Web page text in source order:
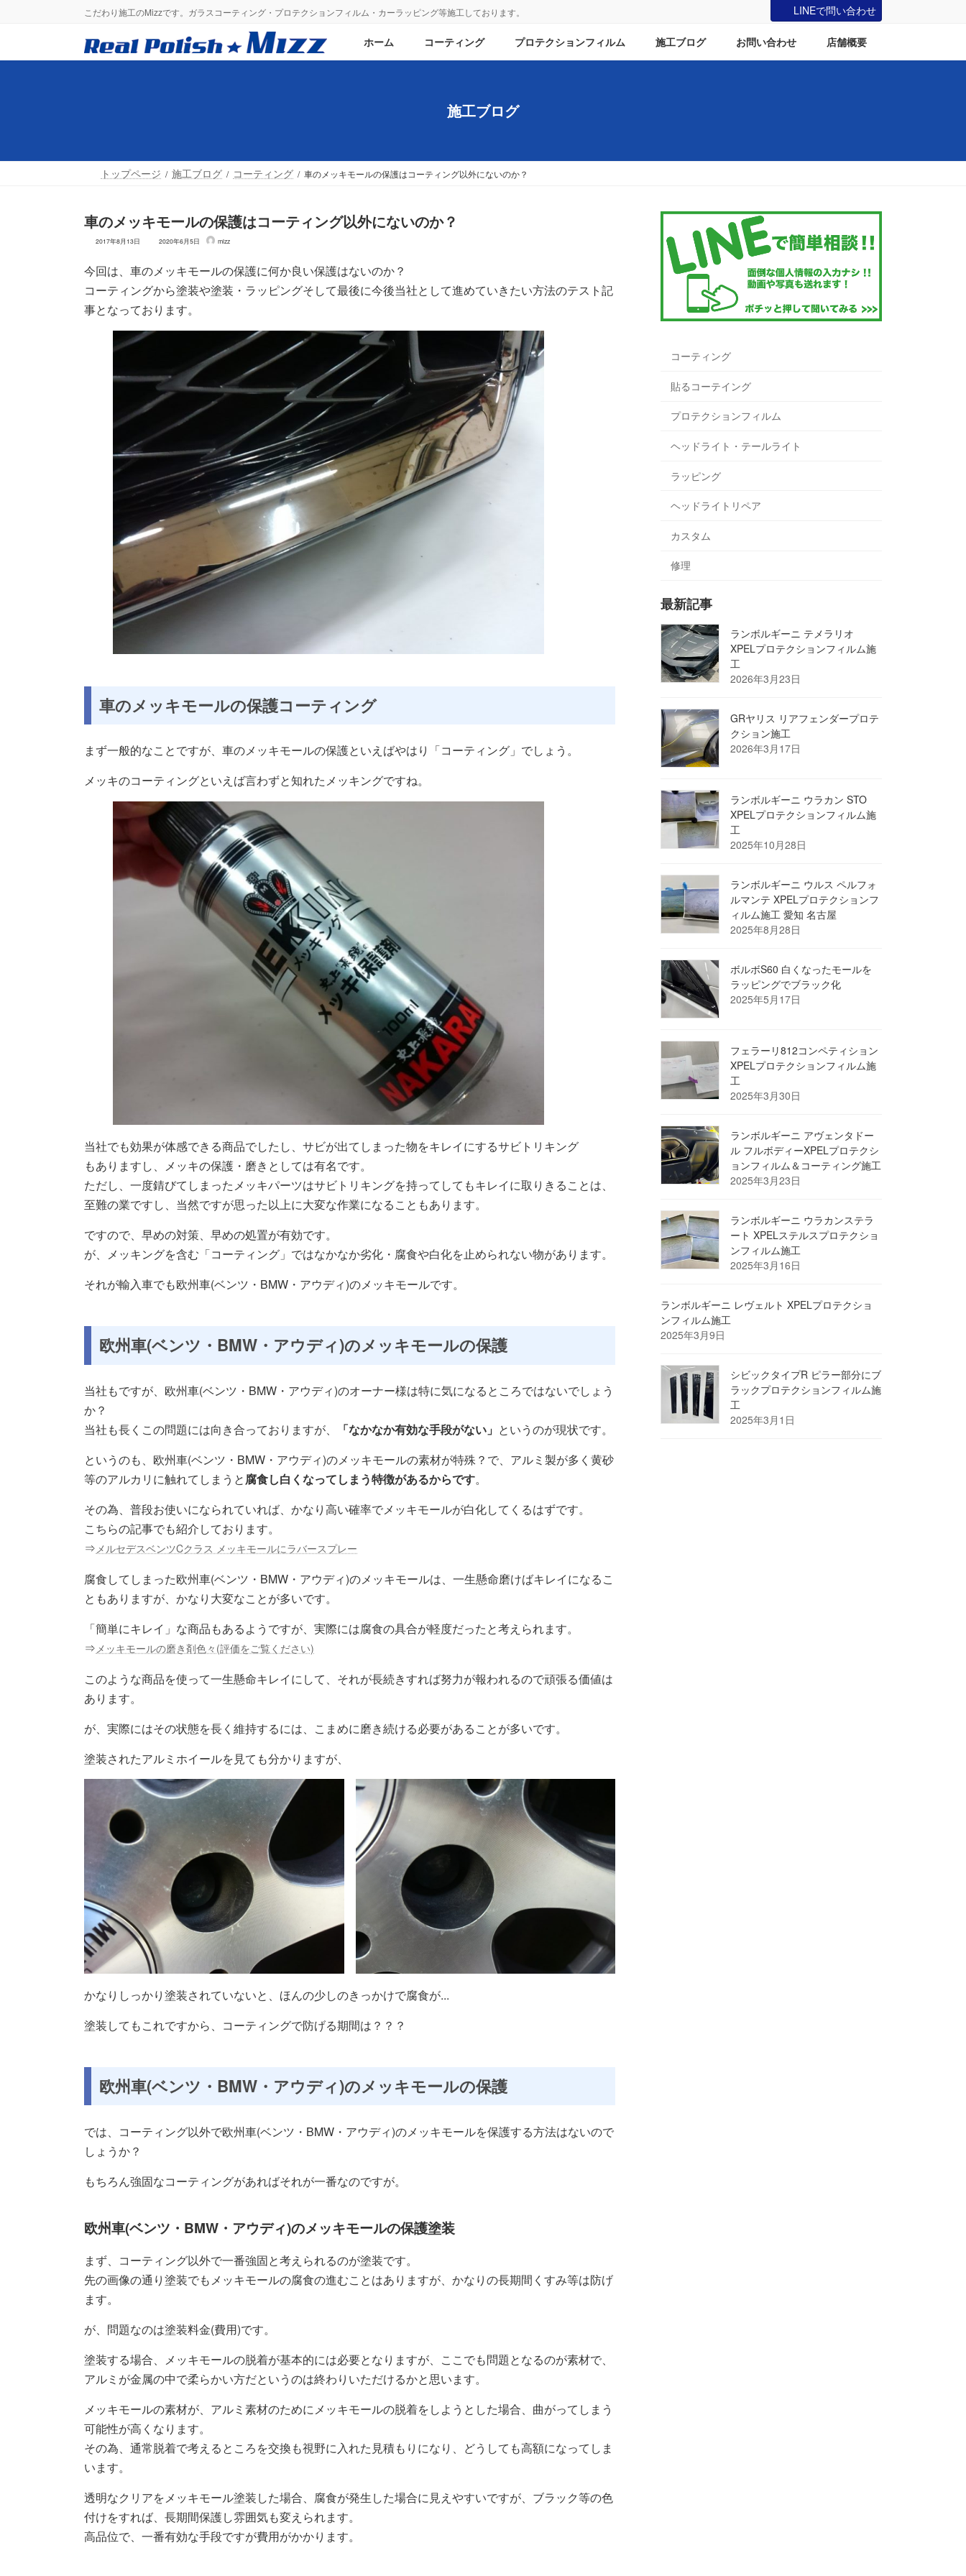
こだわり施工のMizzです。ガラスコーティング・プロテクションフィルム・カーラッピング等施工しております。 LINEで問い合わせ
ホーム コーティング プロテクションフィルム 施工ブログ お問い合わせ 店舗概要
施工ブログ
トップページ 施工ブログ コーティング 車のメッキモールの保護はコーティング以外にないのか？
車のメッキモールの保護はコーティング以外にないのか？
2017年8月13日
最
新
時
:
2020年6月5日 mizz
今回は、車のメッキモールの保護に何か良い保護はないのか？
コーティングから塗装や塗装・ラッピングそして最後に今後当社として進めていきたい方法のテスト記
事となっております。
車のメッキモールの保護コーティング
まず一般的なことですが、車のメッキモールの保護といえばやはり「コーティング」でしょう。
メッキのコーティングといえば言わずと知れたメッキングですね。
当社でも効果が体感できる商品でしたし、サビが出てしまった物をキレイにするサビトリキング
もありますし、メッキの保護・磨きとしては有名です。
ただし、一度錆びてしまったメッキパーツはサビトリキングを持ってしてもキレイに取りきることは、
至難の業ですし、当然ですが思った以上に大変な作業になることもあります。
ですので、早めの対策、早めの処置が有効です。
が、メッキングを含む「コーティング」ではなかなか劣化・腐食や白化を止められない物があります。
それが輸入車でも欧州車(ベンツ・BMW・アウディ)のメッキモールです。
欧州車(ベンツ・BMW・アウディ)のメッキモールの保護
当社もですが、欧州車(ベンツ・BMW・アウディ)のオーナー様は特に気になるところではないでしょう
か？
当社も長くこの問題には向き合っておりますが、
「なかなか有効な手段がない」 というのが現状です。
というのも、欧州車(ベンツ・BMW・アウディ)のメッキモールの素材が特殊？で、アルミ製が多く黄砂
等のアルカリに触れてしまうと腐食し白くなってしまう特徴があるからです。
その為、普段お使いになられていれば、かなり高い確率でメッキモールが白化してくるはずです。
こちらの記事でも紹介しております。
⇒ メルセデスベンツCクラス メッキモールにラバースプレー
腐食してしまった欧州車(ベンツ・BMW・アウディ)のメッキモールは、一生懸命磨けばキレイになるこ
ともありますが、かなり大変なことが多いです。
「簡単にキレイ」な商品もあるようですが、実際には腐食の具合が軽度だったと考えられます。
⇒ メッキモールの磨き剤色々(評価をご覧ください)
このような商品を使って一生懸命キレイにして、それが長続きすれば努力が報われるので頑張る価値は
あります。
が、実際にはその状態を長く維持するには、こまめに磨き続ける必要があることが多いです。
塗装されたアルミホイールを見ても分かりますが、
かなりしっかり塗装されていないと、ほんの少しのきっかけで腐食が...
塗装してもこれですから、コーティングで防げる期間は？？？
欧州車(ベンツ・BMW・アウディ)のメッキモールの保護
では、コーティング以外で欧州車(ベンツ・BMW・アウディ)のメッキモールを保護する方法はないので
しょうか？
もちろん強固なコーティングがあればそれが一番なのですが。
欧州車(ベンツ・BMW・アウディ)のメッキモールの保護塗装
まず、コーティング以外で一番強固と考えられるのが塗装です。
先の画像の通り塗装でもメッキモールの腐食の進むことはありますが、かなりの長期間くすみ等は防げ
ます。
が、問題なのは塗装料金(費用)です。
塗装する場合、メッキモールの脱着が基本的には必要となりますが、ここでも問題となるのが素材で、
アルミが金属の中で柔らかい方だというのは終わりいただけるかと思います。
メッキモールの素材が、アルミ素材のためにメッキモールの脱着をしようとした場合、曲がってしまう
可能性が高くなります。
その為、通常脱着で考えるところを交換も視野に入れた見積もりになり、どうしても高額になってしま
います。
透明なクリアをメッキモール塗装した場合、腐食が発生した場合に見えやすいですが、ブラック等の色
付けをすれば、長期間保護し雰囲気も変えられます。
高品位で、一番有効な手段ですが費用がかかります。
コーティング
貼るコーテイング
プロテクションフィルム
ヘッドライト・テールライト
ラッピング
ヘッドライトリペア
カスタム
修理
最新記事
ランボルギーニ テメラリオ
XPELプロテクションフィルム施
工
2026年3月23日
GRヤリス リアフェンダープロテ
クション施工
2026年3月17日
ランボルギーニ ウラカン STO
XPELプロテクションフィルム施
工
2025年10月28日
ランボルギーニ ウルス ペルフォ
ルマンテ XPELプロテクションフ
ィルム施工 愛知 名古屋
2025年8月28日
ボルボS60 白くなったモールを
ラッピングでブラック化
2025年5月17日
フェラーリ812コンペティション
XPELプロテクションフィルム施
工
2025年3月30日
ランボルギーニ アヴェンタドー
ル フルボディーXPELプロテクシ
ョンフィルム＆コーティング施工
2025年3月23日
ランボルギーニ ウラカンステラ
ート XPELステルスプロテクショ
ンフィルム施工
2025年3月16日
ランボルギーニ レヴェルト XPELプロテクショ
ンフィルム施工
2025年3月9日
シビックタイプR ピラー部分にブ
ラックプロテクションフィルム施
工
2025年3月1日